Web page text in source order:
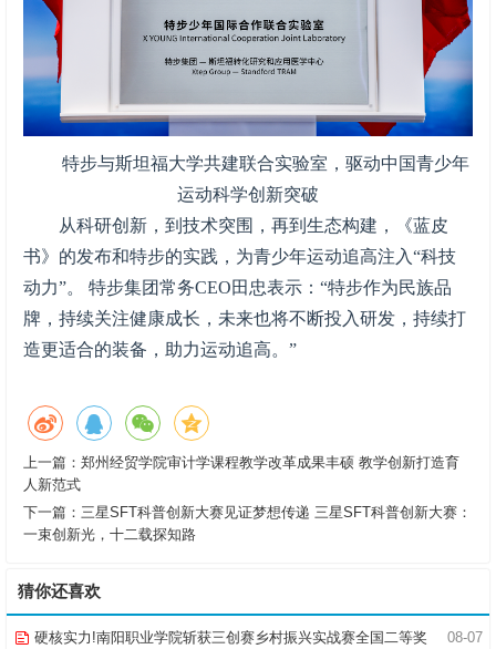
特步与斯坦福大学共建联合实验室，驱动中国青少年
运动科学创新突破
从科研创新，到技术突围，再到生态构建，《蓝皮
书》的发布和特步的实践，为青少年运动追高注入“科技
动力”。 特步集团常务CEO田忠表示：“特步作为民族品
牌，持续关注健康成长，未来也将不断投入研发，持续打
造更适合的装备，助力运动追高。”
上一篇： 郑州经贸学院审计学课程教学改革成果丰硕 教学创新打造育
人新范式
下一篇： 三星SFT科普创新大赛见证梦想传递 三星SFT科普创新大赛：
一束创新光，十二载探知路
猜你还喜欢
08-07
硬核实力!南阳职业学院斩获三创赛乡村振兴实战赛全国二等奖